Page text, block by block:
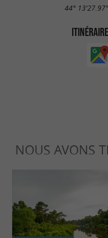
44°
NOUS AVONS